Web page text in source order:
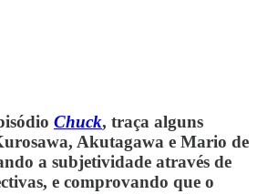
Chuck⁠, traça alguns
Akutagawa e Mario de
a subjetividade através de
e comprovando que o